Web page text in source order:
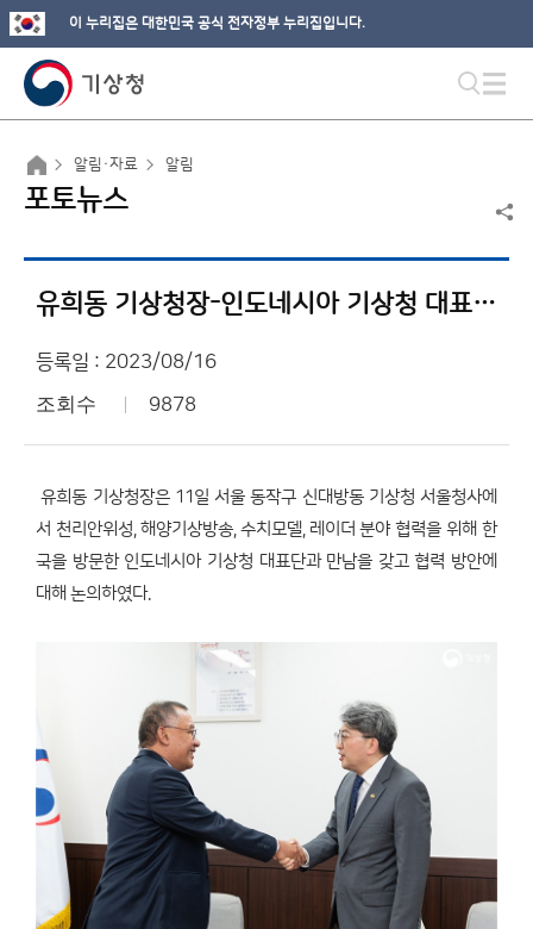
이 누리집은 대한민국 공식 전자정부 누리집입니다.
알림·자료 알림
포토뉴스
유희동 기상청장-인도네시아 기상청 대표단 면담
등록일 : 2023/08/16
조회수 9878
유희동 기상청장은 11일 서울 동작구 신대방동 기상청 서울청사에
서 천리안위성, 해양기상방송, 수치모델, 레이더 분야 협력을 위해 한
국을 방문한 인도네시아 기상청 대표단과 만남을 갖고 협력 방안에
대해 논의하였다.